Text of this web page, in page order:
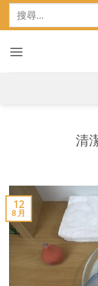
Skip
鍵
清
12
8 月